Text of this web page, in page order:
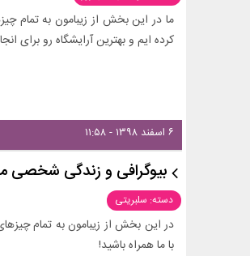
ما در این بخش از زیبامون به تمام
کرده ایم و بهترین آرایشگاه رو برای
۶ اسفند ۱۳۹۸ - ۱۱:۵۸
بیوگرافی و زندگی شخصی
دسته: سلبریتی
در این بخش از زیبامون به تمام چیزهای
با ما همراه باشید!